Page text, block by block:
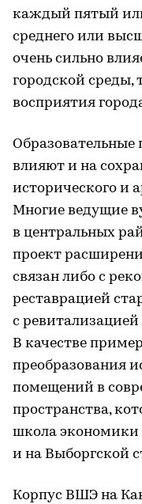
каждый пятый
среднего или
очень сильно
городской среды,
восприятия
Образовательные
влияют и на
исторического и
Многие ведущие
в центральных
проект
связан либо с
реставрацией
с
В качестве
преобразования
помещений в
пространства,
школа экономики
и на Выборгской
Корпус ВШЭ на